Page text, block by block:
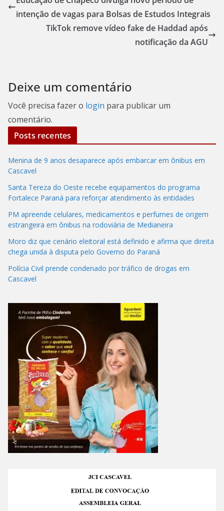
intenção de vagas para Bolsas de Estudos Integrais
TikTok remove vídeo fake de Haddad após
notificação da AGU
Deixe um comentário
Você precisa fazer o login para publicar um
comentário.
Posts recentes
Menina de 9 anos desaparece após embarcar em ônibus em
Cascavel
Santa Tereza do Oeste recebe equipamentos do programa
Fortalece Paraná para reforçar atendimento às entidades
PM apreende celulares, medicamentos e perfumes de origem
estrangeira em ônibus na rodoviária de Medianeira
Moro diz que cenário eleitoral está definido e afirma que direita
chega unida à disputa pelo Governo do Paraná
Polícia Civil prende condenado por tráfico de drogas em
Cascavel